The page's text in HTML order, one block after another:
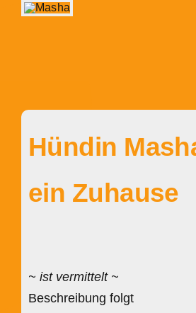
Hündin
ein Zuhause
~ ist vermittelt ~
Beschreibung folgt